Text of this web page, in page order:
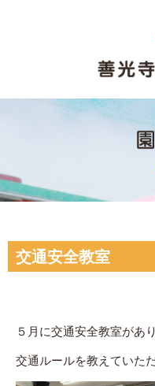
交通安全教室
５月に交通安全教室があ
交通ルールを教えていた